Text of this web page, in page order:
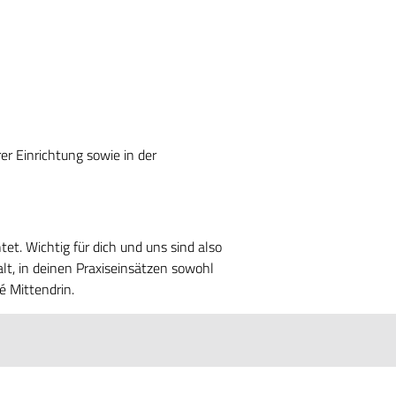
Einrichtung sowie in der
Wichtig für dich und uns sind also
in deinen Praxiseinsätzen sowohl
Mittendrin.